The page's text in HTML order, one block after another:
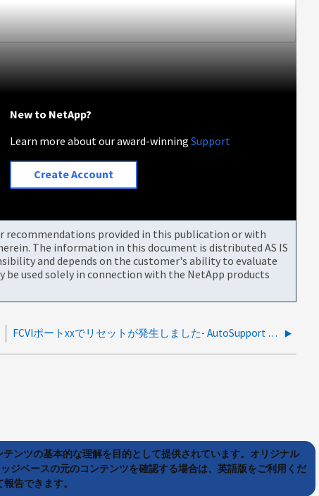
New to NetApp?
Learn more about our award-winningSupport
Create Account
provided in this publication or with
The information in this document is distributed AS IS
and depends on the customer's ability to evaluate
used solely in connection with the NetApp products
FCVIポートxxでリセットが発生しました- AutoSupport メッセージ
ンツの基本的な理解を目的として提供されています。オリジナル
ジベースの元のコンテンツを確認する場合は、英語版をご利用くだ
告できます。